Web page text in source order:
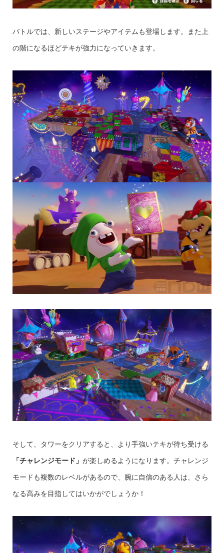
バトルでは、新しいステージやアイテムも登場します。また上
の階になるほどテキが強力になっていきます。
そして、タワーをクリアすると、より手強いテキが待ち受ける
「チャレンジモード」 が楽しめるようになります。チャレンジ
モードも複数のレベルがあるので、腕に自信のある人は、さら
なる高みを目指してはいかがでしょうか！